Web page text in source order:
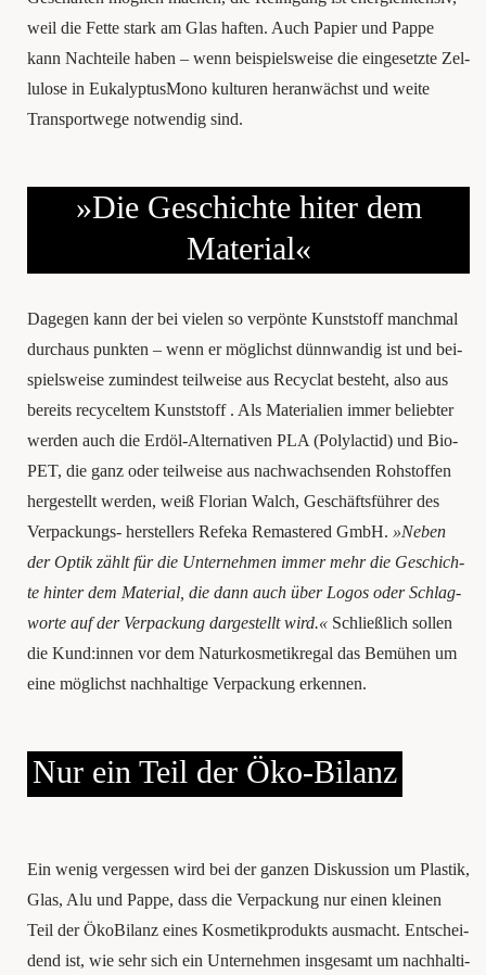
weil die Fet­te stark am Glas haf­ten. Auch Papier und Pap­pe
kann Nach­tei­le haben – wenn bei­spiels­wei­se die ein­ge­setz­te Zel­
lu­lo­se in Euka­lyp­tus­Mo­no kul­tu­ren her­an­wächst und wei­te
Trans­port­we­ge not­wen­dig sind.
»Die Geschich­te hiter dem
Material«
Dage­gen kann der bei vie­len so ver­pön­te Kunst­stoff manch­mal
durch­aus punk­ten – wenn er mög­lichst dünnwandig ist und bei­
spiels­wei­se zumin­dest teil­wei­se aus Recy­clat besteht, also aus
bereits recy­cel­tem Kunst­stoff . Als Mate­ria­li­en immer belieb­ter
wer­den auch die Erd­öl-Alter­na­ti­ven PLA (Poly­l­ac­tid) und Bio­
PET, die ganz oder teil­wei­se aus nach­wach­sen­den Roh­stof­fen
her­ge­stellt wer­den, weiß Flo­ri­an Walch, Geschäftsführer des
Ver­pa­ckungs- her­stel­lers Refe­ka Remas­te­red GmbH. »Neben
der Optik zählt für die Unter­neh­men immer mehr die Geschich­
te hin­ter dem Mate­ri­al, die dann auch über Logos oder Schlag­
wor­te auf der Ver­pa­ckung dar­ge­stellt wird.« Schließ­lich sol­len
die Kund:innen vor dem Natur­kos­me­tik­re­gal das Bemühen um
eine mög­lichst nach­hal­ti­ge Ver­pa­ckung erkennen.
Nur ein Teil der Öko-Bilanz
Ein wenig ver­ges­sen wird bei der gan­zen Dis­kus­si­on um Plas­tik,
Glas, Alu und Pap­pe, dass die Ver­pa­ckung nur einen klei­nen
Teil der Öko­Bi­lanz eines Kos­me­tik­pro­dukts aus­macht. Ent­schei­
dend ist, wie sehr sich ein Unter­neh­men ins­ge­samt um nach­hal­ti­